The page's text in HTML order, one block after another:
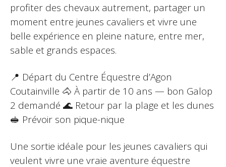
profiter des chevaux autrement, partager un
moment entre jeunes cavaliers et vivre une
belle expérience en pleine nature, entre mer,
sable et grands espaces.
📍 Départ du Centre Équestre d’Agon
Coutainville 🐴 À partir de 10 ans — bon Galop
2 demandé 🌊 Retour par la plage et les dunes
🥪 Prévoir son pique-nique
Une sortie idéale pour les jeunes cavaliers qui
veulent vivre une vraie aventure équestre